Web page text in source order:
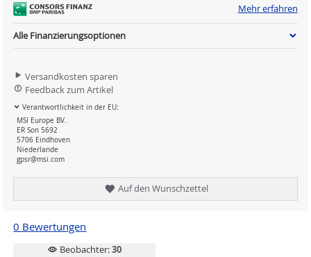
Mehr erfahren
Alle Finanzierungsoptionen
Versandkosten sparen
Feedback zum Artikel
Verantwortlichkeit in der EU:
MSI Europe BV.
ER Son 5692
5706 Eindhoven
Niederlande
gpsr@msi.com
Auf den Wunschzettel
0 Bewertungen
Beobachter:30